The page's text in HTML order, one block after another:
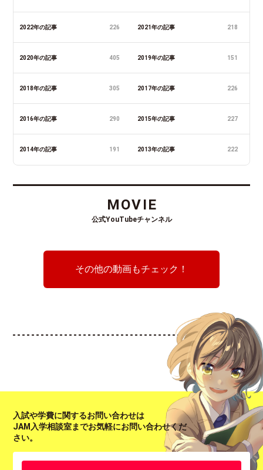
2022年の記事 226 2021年の記事 218
2020年の記事 405 2019年の記事 151
2018年の記事 305 2017年の記事 226
2016年の記事 290 2015年の記事 227
2014年の記事 191 2013年の記事 222
MOVIE
公式YouTubeチャンネル
その他の動画もチェック！
入試や学費に関するお問い合わせは
JAM入学相談室までお気軽にお問い合わせくだ
さい。